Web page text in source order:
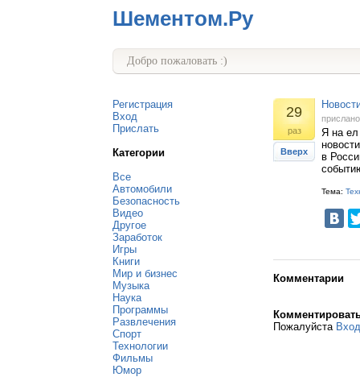
Шементом.Ру
Добро пожаловать :)
Регистрация
Вход
Прислать
Категории
Все
Автомобили
Безопасность
Видео
Другое
Заработок
Игры
Книги
Мир и бизнес
Музыка
Наука
Программы
Развлечения
Спорт
Технологии
Фильмы
Юмор
29
раз
Вверх
Я на ел
в
Тема:
Комментарии
Пожалуйста Вход